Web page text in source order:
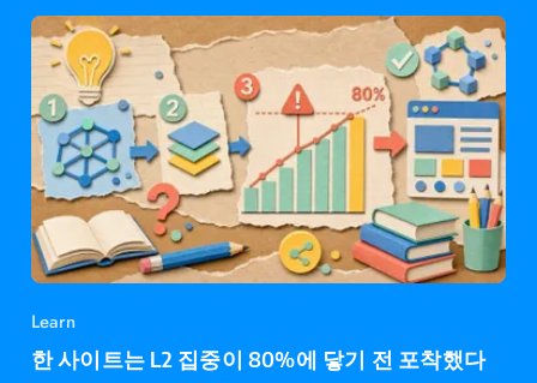
Learn
한 사이트는 L2 집중이 80%에 닿기 전 포착했다